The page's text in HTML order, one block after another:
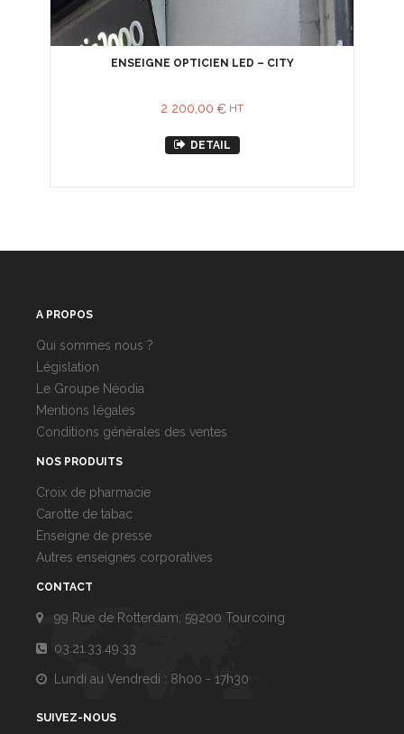
ENSEIGNE OPTICIEN LED – CITY
2 200,00 € HT
DETAIL
A PROPOS
Qui sommes nous ?
Législation
Le Groupe Néodia
Mentions légales
Conditions générales des ventes
NOS PRODUITS
Croix de pharmacie
Carotte de tabac
Enseigne de presse
Autres enseignes corporatives
CONTACT
99 Rue de Rotterdam, 59200 Tourcoing
03.21.33.49.33
Lundi au Vendredi : 8h00 - 17h30
SUIVEZ-NOUS